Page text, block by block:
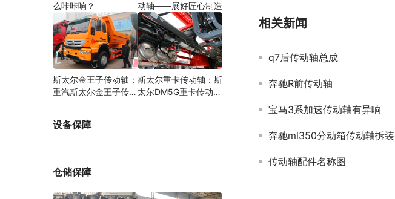
相关新闻
q7后传动轴总成
奔驰R前传动轴
宝马3系加速传动轴有异响
奔驰ml350分动箱传动轴拆装
传动轴配件名称图
么咔咔响？
动轴——展好匠心制造
斯太尔金王子传动轴：
重汽斯太尔金王子传动
斯太尔重卡传动轴：斯
太尔DM5G重卡传动轴
设备保障
仓储保障